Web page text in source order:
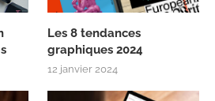
Les 8 tendances
graphiques 2024
12 janvier 2024